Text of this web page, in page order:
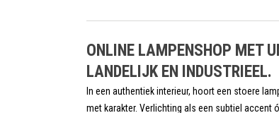
ONLINE LAMPENSHOP MET
LANDELIJK EN INDUSTRIEEL.
In een authentiek interieur, hoort een stoere
met karakter. Verlichting als een subtiel accent